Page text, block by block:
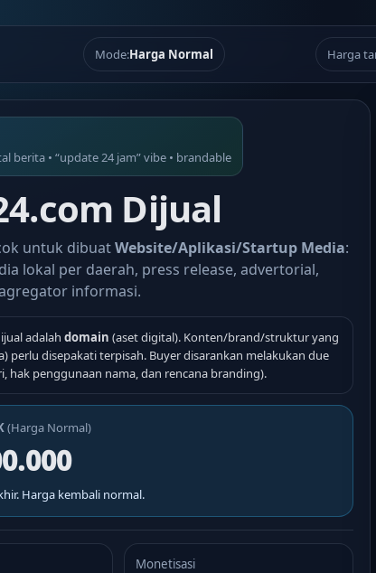
Mode:Harga Normal Harga
berita • “update 24 jam” vibe • brandable
Dijual
untuk dibuatWebsite/Aplikasi/Startup Media:
lokal per daerah, press release, advertorial,
informasi.
adalah domain (aset digital). Konten/brand/struktur yang
perlu disepakati terpisah. Buyer disarankan melakukan due
hak penggunaan nama, dan rencana branding).
(Harga Normal)
Harga kembali normal.
Monetisasi